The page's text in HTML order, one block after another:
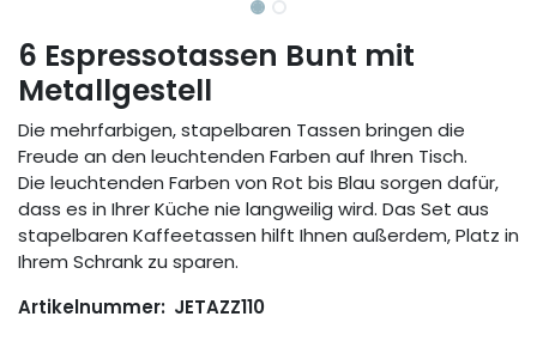
6 Espressotassen Bunt mit
Metallgestell
Die mehrfarbigen, stapelbaren Tassen bringen die
Freude an den leuchtenden Farben auf Ihren Tisch.
Die leuchtenden Farben von Rot bis Blau sorgen dafür,
dass es in Ihrer Küche nie langweilig wird. Das Set aus
stapelbaren Kaffeetassen hilft Ihnen außerdem, Platz in
Ihrem Schrank zu sparen.
Artikelnummer: JETAZZ110